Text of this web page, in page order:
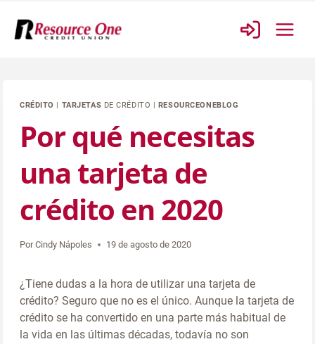
CRÉDITO | TARJETAS DE CRÉDITO | RESOURCEONEBLOG
Por qué necesitas
una tarjeta de
crédito en 2020
Por Cindy Nápoles 19 de agosto de 2020
¿Tiene dudas a la hora de utilizar una tarjeta de
crédito? Seguro que no es el único. Aunque la tarjeta de
crédito se ha convertido en una parte más habitual de
la vida en las últimas décadas, todavía no son